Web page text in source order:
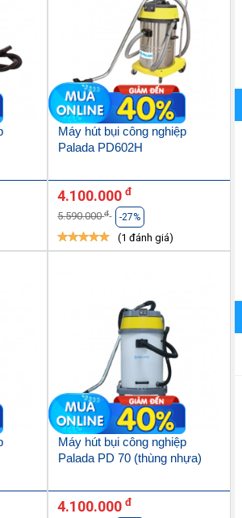
Máy hút bụi công nghiệp
Palada PD602H
4.100.000đ
5.590.000đ -27%
(1 đánh giá)
Máy hút bụi công nghiệp
Palada PD 70 (thùng nhựa)
4.100.000đ